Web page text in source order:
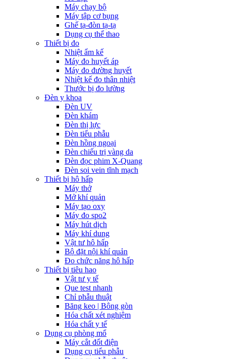
Máy chạy bộ
Máy tập cơ bụng
Ghế tạ-đòn tạ-tạ
Dụng cụ thể thao
Thiết bị đo
Nhiệt ẩm kế
Máy đo huyết áp
Máy đo đường huyết
Nhiệt kế đo thân nhiệt
Thước bị đo lường
Đèn y khoa
Đèn UV
Đèn khám
Đèn thị lực
Đèn tiểu phẫu
Đèn hồng ngoại
Đèn chiếu trị vàng da
Đèn đọc phim X-Quang
Đèn soi vein tĩnh mạch
Thiết bị hô hấp
Máy thở
Mở khí quản
Máy tạo oxy
Máy đo spo2
Máy hút dịch
Máy khí dung
Vật tư hô hấp
Bộ đặt nội khí quản
Đo chức năng hô hấp
Thiết bị tiêu hao
Vật tư y tế
Que test nhanh
Chỉ phẫu thuật
Băng keo | Bông gòn
Hóa chất xét nghiệm
Hóa chất y tế
Dụng cụ phòng mổ
Máy cắt đốt điện
Dụng cụ tiểu phẫu